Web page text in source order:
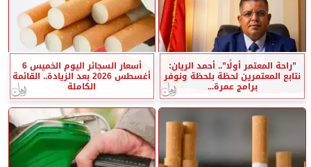
”راحة المعتمر أولًا”.. أحمد الريان:
نتابع المعتمرين لحظة بلحظة ونوفر
برامج عمرة...
أسعار السجائر اليوم الخميس 6
أغسطس 2026 بعد الزيادة.. القائمة
الكاملة